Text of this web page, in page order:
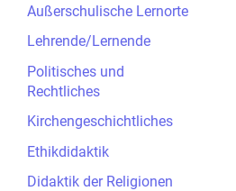
Außerschulische Lernorte
Lehrende/Lernende
Politisches und
Rechtliches
Kirchengeschichtliches
Ethikdidaktik
Didaktik der Religionen